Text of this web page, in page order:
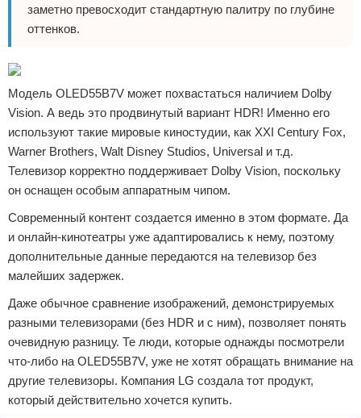
заметно превосходит стандартную палитру по глубине
оттенков.
Модель OLED55B7V может похвастаться наличием Dolby
Vision. А ведь это продвинутый вариант HDR! Именно его
используют такие мировые киностудии, как XXI Century Fox,
Warner Brothers, Walt Disney Studios, Universal и т.д.
Телевизор корректно поддерживает Dolby Vision, поскольку
он оснащен особым аппаратным чипом.
Современный контент создается именно в этом формате. Да
и онлайн-кинотеатры уже адаптировались к нему, поэтому
дополнительные данные передаются на телевизор без
малейших задержек.
Даже обычное сравнение изображений, демонстрируемых
разными телевизорами (без HDR и с ним), позволяет понять
очевидную разницу. Те люди, которые однажды посмотрели
что-либо на OLED55B7V, уже не хотят обращать внимание на
другие телевизоры. Компания LG создала тот продукт,
который действительно хочется купить.